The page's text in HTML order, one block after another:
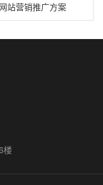
网站营销推广方案
楼